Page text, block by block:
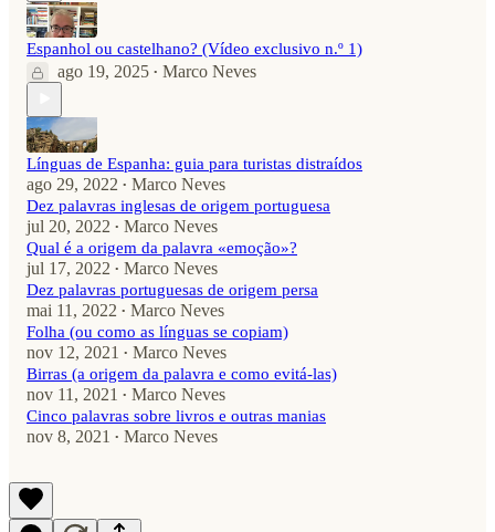
Espanhol ou castelhano? (Vídeo exclusivo n.º 1)
ago 19, 2025 • Marco Neves
Línguas de Espanha: guia para turistas distraídos
ago 29, 2022 • Marco Neves
Dez palavras inglesas de origem portuguesa
jul 20, 2022 • Marco Neves
Qual é a origem da palavra «emoção»?
jul 17, 2022 • Marco Neves
Dez palavras portuguesas de origem persa
mai 11, 2022 • Marco Neves
Folha (ou como as línguas se copiam)
nov 12, 2021 • Marco Neves
Birras (a origem da palavra e como evitá-las)
nov 11, 2021 • Marco Neves
Cinco palavras sobre livros e outras manias
nov 8, 2021 • Marco Neves